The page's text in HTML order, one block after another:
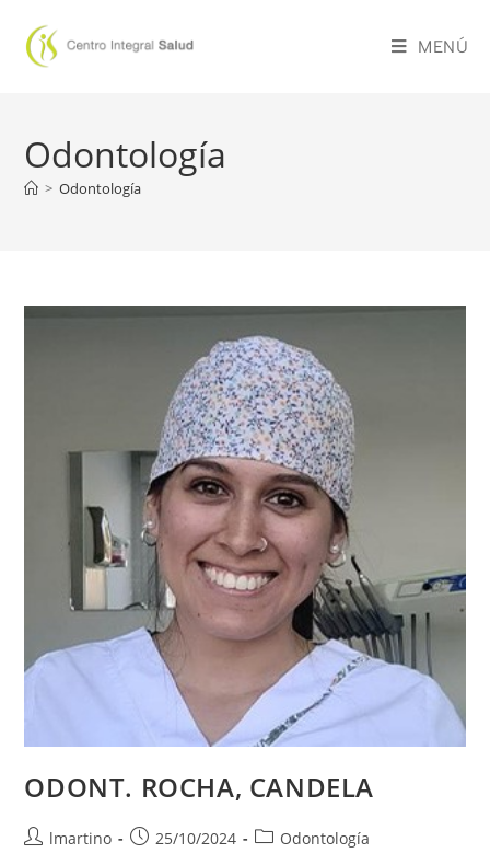
MENÚ
Odontología
> Odontología
ODONT. ROCHA, CANDELA
lmartino 25/10/2024 Odontología